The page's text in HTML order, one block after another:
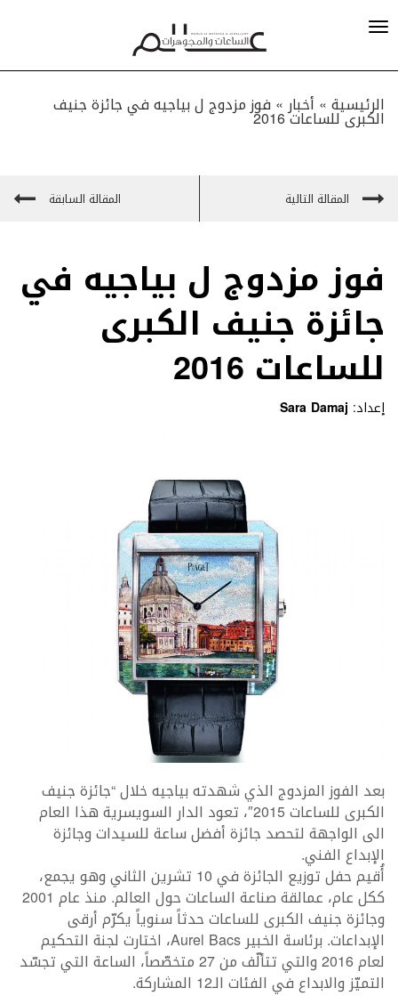
الرئيسية » أخبار» فوز مزدوج ل بياجيه في جائزة جنيف
الكبرى للساعات 2016
المقالة التالية المقالة السابقة
فوز مزدوج ل بياجيه في
جائزة جنيف الكبرى
للساعات 2016
إعداد: Sara Damaj
بعد الفوز المزدوج الذي شهدته بياجيه خلال “جائزة جنيف
الكبرى للساعات 2015″، تعود الدار السويسرية هذا العام
الى الواجهة لتحصد جائزة أفضل ساعة للسيدات وجائزة
الإبداع الفني.
أُقيم حفل توزيع الجائزة في 10 تشرين الثاني وهو يجمع،
ككل عام، عمالقة صناعة الساعات حول العالم. منذ عام 2001
وجائزة جنيف الكبرى للساعات حدثاً سنوياً يكرّم أرقى
الإبداعات. برئاسة الخبير Aurel Bacs، اختارت لجنة التحكيم
لعام 2016 والتي تتألّف من 27 متخصّصاً، الساعة التي تجسّد
التميّز والابداع في الفئات الـ12 المشاركة.